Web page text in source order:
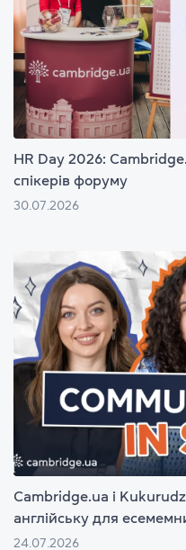
HR Day 2026:
спікерів форуму
30.07.2026
Cambridge.ua і
англійську для
24.07.2026